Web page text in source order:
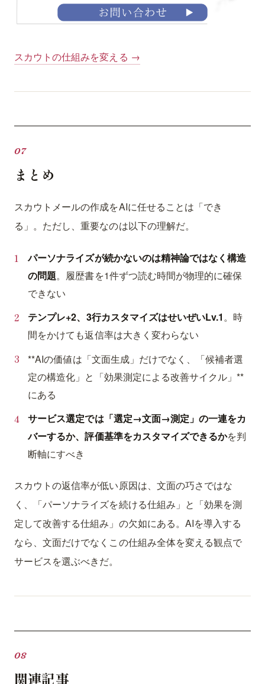
スカウトの仕組みを変える →
まとめ
スカウトメールの作成をAIに任せることは「でき
る」。ただし、重要なのは以下の理解だ。
パーソナライズが続かないのは精神論ではなく構造
の問題。履歴書を1件ずつ読む時間が物理的に確保
できない
テンプレ+2、3行カスタマイズはせいぜいLv.1。時
間をかけても返信率は大きく変わらない
**AIの価値は「文面生成」だけでなく、「候補者選
定の構造化」と「効果測定による改善サイクル」**
にある
サービス選定では「選定→文面→測定」の一連をカ
バーするか、評価基準をカスタマイズできるかを判
断軸にすべき
スカウトの返信率が低い原因は、文面の巧さではな
く、「パーソナライズを続ける仕組み」と「効果を測
定して改善する仕組み」の欠如にある。AIを導入する
なら、文面だけでなくこの仕組み全体を変える観点で
サービスを選ぶべきだ。
関連記事